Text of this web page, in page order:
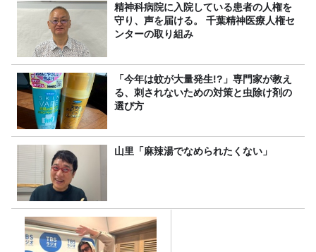
精神科病院に入院している患者の人権を
守り、声を届ける。 千葉精神医療人権セ
ンターの取り組み
「今年は蚊が大量発生!?」専門家が教え
る、刺されないための対策と虫除け剤の
選び方
山里「麻辣湯でなめられたくない」